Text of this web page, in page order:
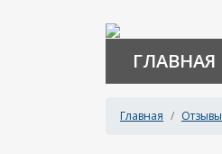
ГЛАВНАЯ
Главная Отзывы